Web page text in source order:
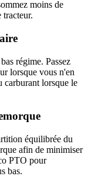
moins de
tracteur.
régime. Passez
lorsque vous n'en
carburant lorsque le
équilibrée du
afin de minimiser
PTO pour
bas.